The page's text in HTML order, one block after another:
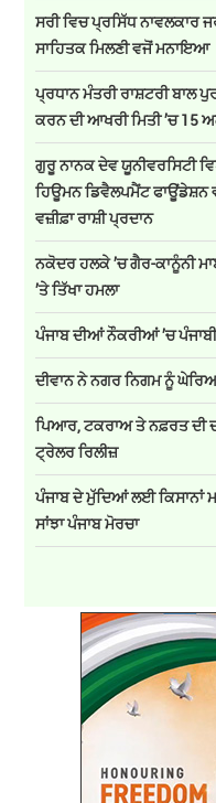
ਸਰੀ ਵਿਚ ਪ੍ਰਸਿੱਧ ਨਾਵਲਕਾਰ
ਸਾਹਿਤਕ ਮਿਲਣੀ ਵਜੋਂ ਮਨਾਇਆ
ਪ੍ਰਧਾਨ ਮੰਤਰੀ ਰਾਸ਼ਟਰੀ
ਕਰਨ ਦੀ ਆਖਰੀ ਮਿਤੀ ’ਚ 15
ਗੁਰੂ ਨਾਨਕ ਦੇਵ ਯੂਨੀਵਰਸਿਟੀ
ਹਿਊਮਨ ਡਿਵੈਲਪਮੈਂਟ ਫਾਊਂਡੇਸ਼ਨ
ਵਜ਼ੀਫ਼ਾ ਰਾਸ਼ੀ ਪ੍ਰਦਾਨ
ਨਕੋਦਰ ਹਲਕੇ ’ਚ ਗੈਰ-ਕਾਨੂੰਨੀ
’ਤੇ ਤਿੱਖਾ ਹਮਲਾ
ਪੰਜਾਬ ਦੀਆਂ ਨੌਕਰੀਆਂ ’ਚ
ਦੀਵਾਨ ਨੇ ਨਗਰ ਨਿਗਮ ਨੂੰ
ਪਿਆਰ, ਟਕਰਾਅ ਤੇ ਨਫ਼ਰਤ ਦੀ
ਟ੍ਰੇਲਰ ਰਿਲੀਜ਼
ਪੰਜਾਬ ਦੇ ਮੁੱਦਿਆਂ ਲਈ ਕਿਸਾਨਾਂ
ਸਾਂਝਾ ਪੰਜਾਬ ਮੋਰਚਾ